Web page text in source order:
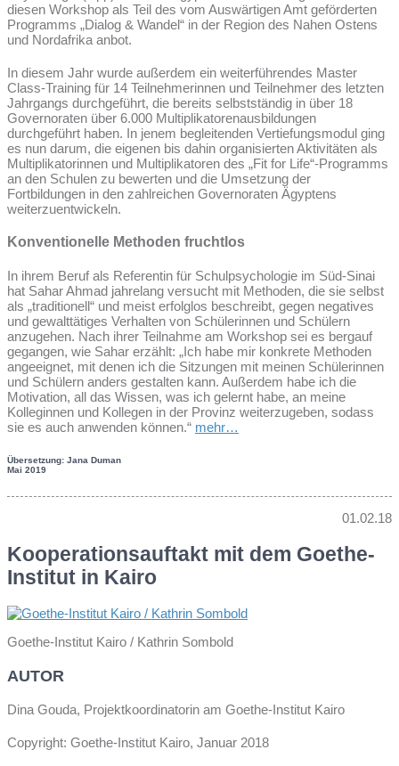
diesen Workshop als Teil des vom Auswärtigen Amt geförderten
Programms „Dialog & Wandel“ in der Region des Nahen Ostens
und Nordafrika anbot.
In diesem Jahr wurde außerdem ein weiterführendes Master
Class-Training für 14 Teilnehmerinnen und Teilnehmer des letzten
Jahrgangs durchgeführt, die bereits selbstständig in über 18
Governoraten über 6.000 Multiplikatorenausbildungen
durchgeführt haben. In jenem begleitenden Vertiefungsmodul ging
es nun darum, die eigenen bis dahin organisierten Aktivitäten als
Multiplikatorinnen und Multiplikatoren des „Fit for Life“-Programms
an den Schulen zu bewerten und die Umsetzung der
Fortbildungen in den zahlreichen Governoraten Ägyptens
weiterzuentwickeln.
Konventionelle Methoden fruchtlos
In ihrem Beruf als Referentin für Schulpsychologie im Süd-Sinai
hat Sahar Ahmad jahrelang versucht mit Methoden, die sie selbst
als „traditionell“ und meist erfolglos beschreibt, gegen negatives
und gewalttätiges Verhalten von Schülerinnen und Schülern
anzugehen. Nach ihrer Teilnahme am Workshop sei es bergauf
gegangen, wie Sahar erzählt: „Ich habe mir konkrete Methoden
angeeignet, mit denen ich die Sitzungen mit meinen Schülerinnen
und Schülern anders gestalten kann. Außerdem habe ich die
Motivation, all das Wissen, was ich gelernt habe, an meine
Kolleginnen und Kollegen in der Provinz weiterzugeben, sodass
sie es auch anwenden können.“ mehr…
Übersetzung: Jana Duman
Mai 2019
01.02.18
Kooperationsauftakt mit dem Goethe-
Institut in Kairo
Goethe-Institut Kairo / Kathrin Sombold
AUTOR
Dina Gouda, Projektkoordinatorin am Goethe-Institut Kairo
Copyright: Goethe-Institut Kairo, Januar 2018